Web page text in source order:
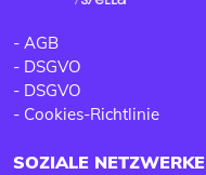
- AGB
- DSGVO
- DSGVO
- Cookies-Richtlinie
SOZIALE NETZWERKE